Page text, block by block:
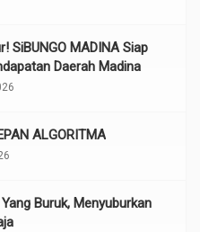
SiBUNGO MADINA Siap
Daerah Madina
ALGORITMA
Buruk, Menyuburkan